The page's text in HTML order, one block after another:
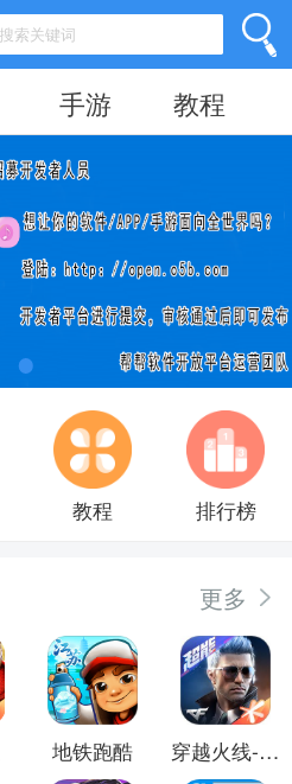
手游 教程
教程 排行榜
更多
地铁跑酷 穿越火线-枪战王者